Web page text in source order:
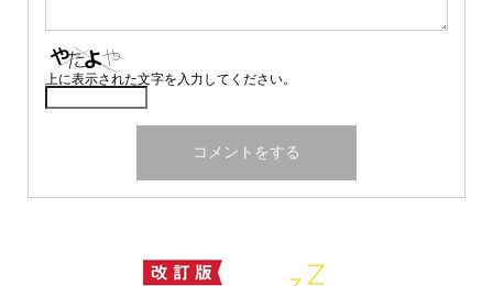
上に表示された文字を入力してください。